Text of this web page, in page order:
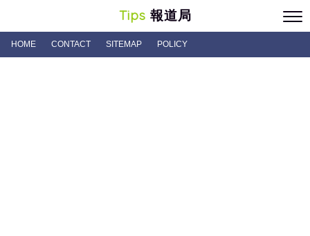
Tips 報道局
HOME CONTACT SITEMAP POLICY